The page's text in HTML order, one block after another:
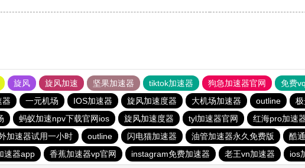
旋风 旋风加速 坚果加速器 tiktok加速器 狗急加速器官网 免费
器 一元机场 IOS加速器 旋风加速度器 大机场加速器 outline
蚂蚁加速npv下载官网ios 旋风加速度器 tyl加速器官网 红海pro加速
加速器试用一小时 outline 闪电猫加速器 油管加速器永久免费版 酷
速器app 香蕉加速器vp官网 instagram免费加速器 老王vn加速器 ios